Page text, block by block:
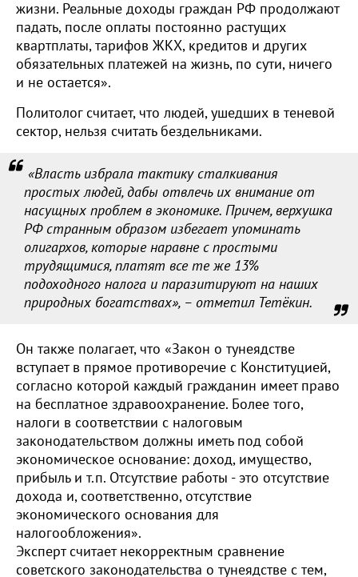
жизни. Реальные доходы граждан РФ продолжают
падать, после оплаты постоянно растущих
квартплаты, тарифов ЖКХ, кредитов и других
обязательных платежей на жизнь, по сути, ничего
и не остается».
Политолог считает, что людей, ушедших в теневой
сектор, нельзя считать бездельниками.
«Власть избрала тактику сталкивания
простых людей, дабы отвлечь их внимание от
насущных проблем в экономике. Причем, верхушка
РФ странным образом избегает упоминать
олигархов, которые наравне с простыми
трудящимися, платят все те же 13%
подоходного налога и паразитируют на наших
природных богатствах», – отметил Тетёкин.
Он также полагает, что «Закон о тунеядстве
вступает в прямое противоречие с Конституцией,
согласно которой каждый гражданин имеет право
на бесплатное здравоохранение. Более того,
налоги в соответствии с налоговым
законодательством должны иметь под собой
экономическое основание: доход, имущество,
прибыль и т.п. Отсутствие работы - это отсутствие
дохода и, соответственно, отсутствие
экономического основания для
налогообложения».
Эксперт считает некорректным сравнение
советского законодательства о тунеядстве с тем,